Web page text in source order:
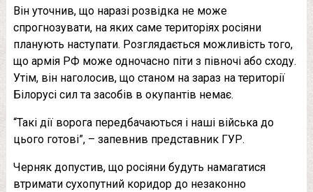
Він уточнив, що наразі розвідка не може
спрогнозувати, на яких саме територіях росіяни
планують наступати. Розглядається можливість того,
що армія РФ може одночасно піти з півночі або сходу.
Утім, він наголосив, що станом на зараз на території
Білорусі сил та засобів в окупантів немає.
“Такі дії ворога передбачаються і наші війська до
цього готові”, – запевнив представник ГУР.
Черняк допустив, що росіяни будуть намагатися
втримати сухопутний коридор до незаконно